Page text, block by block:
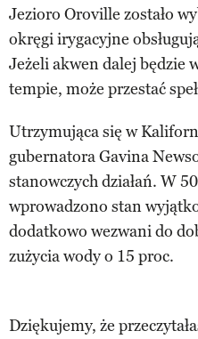
Jezioro Oroville zostało
okręgi irygacyjne
Jeżeli akwen dalej będzie
tempie, może przestać
Utrzymująca się w
gubernatora Gavina
stanowczych działań. W
wprowadzono stan
dodatkowo wezwani do
zużycia wody o 15 proc.
Dziękujemy, że